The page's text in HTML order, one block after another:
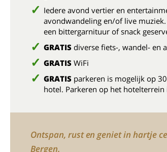
Iedere avond vertier en
avondwandeling en/of live
een bittergarnituur of snack
GRATIS diverse fiets-, wandel- en
GRATIS WiFi
GRATIS parkeren is mogelijk op
hotel. Parkeren op het
Ontspan, rust en geniet in hartje
Bergen.